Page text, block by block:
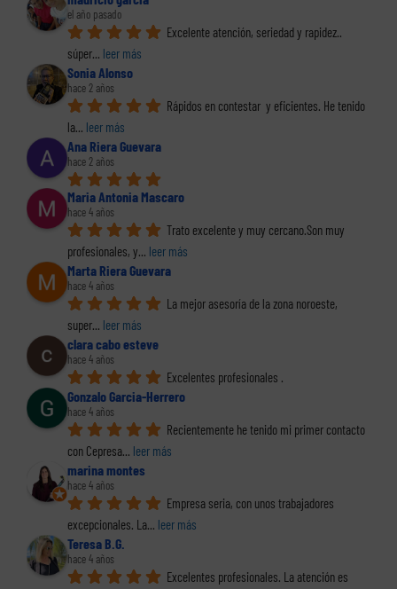
el año pasado
Excelente atención, seriedad y rapidez..
súper... leer más
Sonia Alonso
hace 2 años
Rápidos en contestar  y eficientes. He tenido
la... leer más
Ana Riera Guevara
hace 2 años
Maria Antonia Mascaro
hace 4 años
Trato excelente y muy cercano.Son muy
profesionales, y... leer más
Marta Riera Guevara
hace 4 años
La mejor asesoría de la zona noroeste,
super... leer más
clara cabo esteve
hace 4 años
Excelentes profesionales .
Gonzalo Garcia-Herrero
hace 4 años
Recientemente he tenido mi primer contacto
con Cepresa... leer más
marina montes
hace 4 años
Empresa seria, con unos trabajadores
excepcionales. La... leer más
Teresa B.G.
hace 4 años
Excelentes profesionales. La atención es